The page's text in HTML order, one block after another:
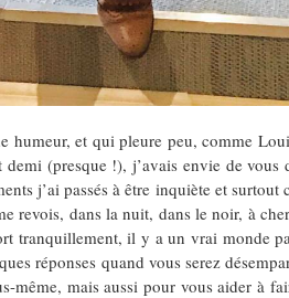
et qui pleure peu, comme
(presque !), j’avais envie de
j’ai passés à être inquiète et
revois, dans la nuit, dans le noir, à
tranquillement, il y a un vrai monde
réponses quand vous serez
même, mais aussi pour vous aider à